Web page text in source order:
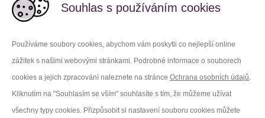
Souhlas s používáním cookies
Používáme soubory cookies, abychom vám poskytli co nejlepší online
zážitek s našimi webovými stránkami. Podrobné informace o souborech
cookies a jejich zpracování naleznete na stránce Ochrana osobních údajů.
Kliknutím na "Souhlasím se vším" souhlasíte s tím, že můžeme užívat
všechny typy cookies. Přizpůsobit si nastavení souboru cookies můžete
Facebook Youtube